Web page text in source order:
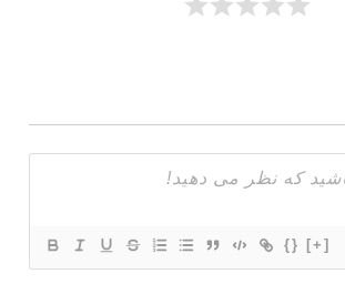
{} [+]